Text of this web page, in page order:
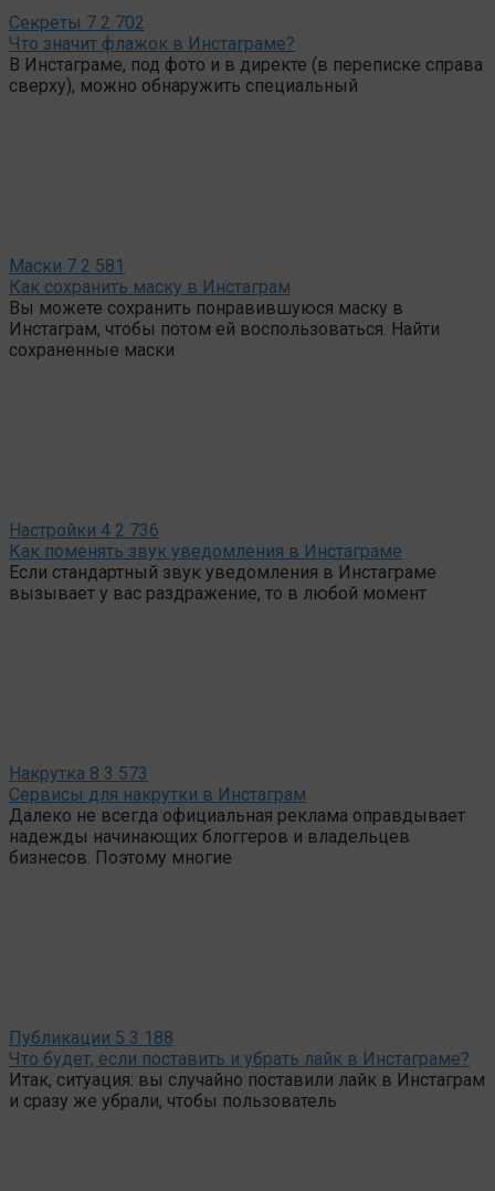
Секреты 7 2 702
Что значит флажок в Инстаграме?
В Инстаграме, под фото и в директе (в переписке справа
сверху), можно обнаружить специальный
Маски 7 2 581
Как сохранить маску в Инстаграм
Вы можете сохранить понравившуюся маску в
Инстаграм, чтобы потом ей воспользоваться. Найти
сохраненные маски
Настройки 4 2 736
Как поменять звук уведомления в Инстаграме
Если стандартный звук уведомления в Инстаграме
вызывает у вас раздражение, то в любой момент
Накрутка 8 3 573
Сервисы для накрутки в Инстаграм
Далеко не всегда официальная реклама оправдывает
надежды начинающих блоггеров и владельцев
бизнесов. Поэтому многие
Публикации 5 3 188
Что будет, если поставить и убрать лайк в Инстаграме?
Итак, ситуация: вы случайно поставили лайк в Инстаграм
и сразу же убрали, чтобы пользователь